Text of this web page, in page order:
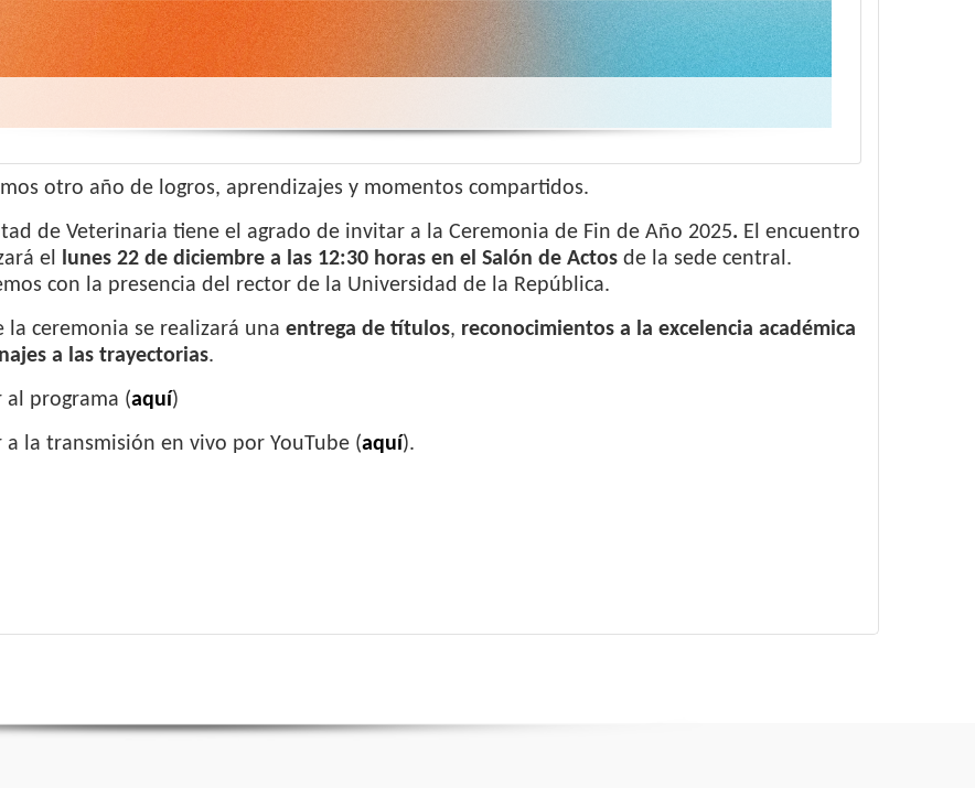
otro año de logros, aprendizajes y momentos compartidos.
de Veterinaria tiene el agrado de invitar a la Ceremonia de Fin de Año 2025. El encuentro
el lunes 22 de diciembre a las 12:30 horas en el Salón de Actos de la sede central.
con la presencia del rector de la Universidad de la República.
la ceremonia se realizará una entrega de títulos, reconocimientos a la excelencia académica
a las trayectorias.
al programa (aquí)
a la transmisión en vivo por YouTube (aquí).